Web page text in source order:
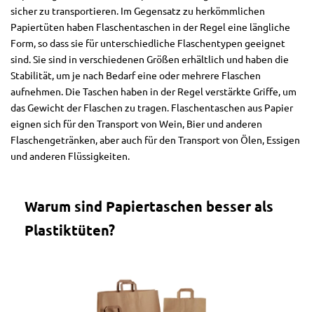
sicher zu transportieren. Im Gegensatz zu herkömmlichen
Papiertüten haben Flaschentaschen in der Regel eine längliche
Form, so dass sie für unterschiedliche Flaschentypen geeignet
sind. Sie sind in verschiedenen Größen erhältlich und haben die
Stabilität, um je nach Bedarf eine oder mehrere Flaschen
aufnehmen. Die Taschen haben in der Regel verstärkte Griffe, um
das Gewicht der Flaschen zu tragen. Flaschentaschen aus Papier
eignen sich für den Transport von Wein, Bier und anderen
Flaschengetränken, aber auch für den Transport von Ölen, Essigen
und anderen Flüssigkeiten.
Warum sind Papiertaschen besser als
Plastiktüten?